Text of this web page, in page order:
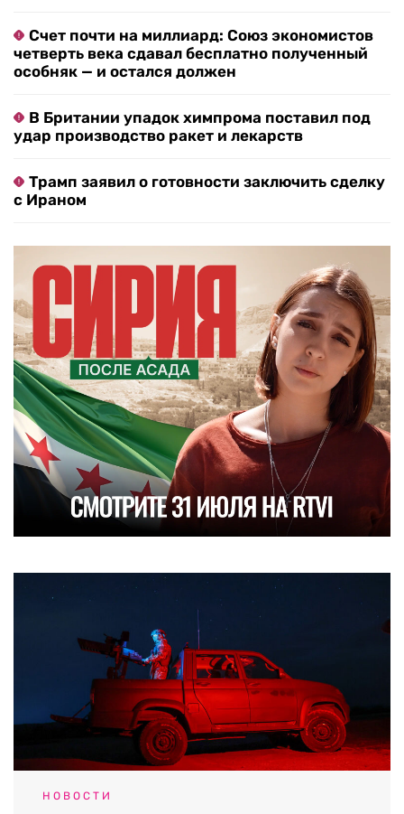
Счет почти на миллиард: Союз экономистов
четверть века сдавал бесплатно полученный
особняк — и остался должен
В Британии упадок химпрома поставил под
удар производство ракет и лекарств
Трамп заявил о готовности заключить сделку
с Ираном
НОВОСТИ